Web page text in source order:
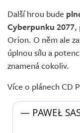
Další hrou bude
Cyberpunku 2077,
Orion. O něm ale
úplnou sílu a
znamená cokoliv.
Více o plánech CD
— PAWEŁ